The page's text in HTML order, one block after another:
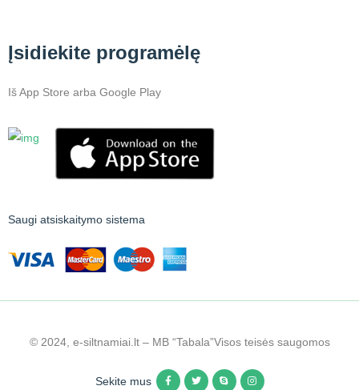
Įsidiekite programėlę
Iš App Store arba Google Play
Saugi atsiskaitymo sistema
© 2024, e-siltnamiai.lt – MB “Tabala”Visos teisės saugomos
Sekite mus